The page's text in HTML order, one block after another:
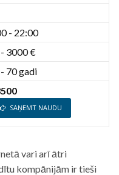
- 22:00
3000 €
70 gadi
SAŅEMT NAUDU
vari arī ātri
kompānijām ir tieši